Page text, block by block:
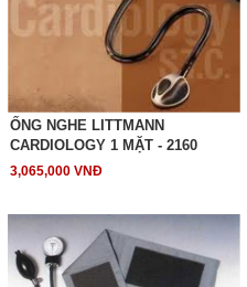
ỐNG NGHE LITTMANN
CARDIOLOGY 1 MẶT - 2160
3,065,000 VNĐ